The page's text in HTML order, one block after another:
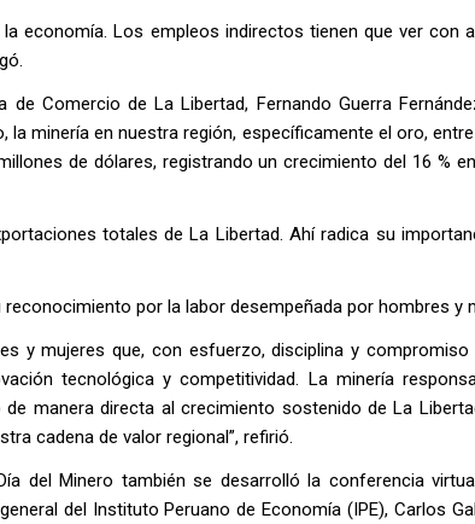
economía. Los empleos indirectos tienen que ver con
de Comercio de La Libertad, Fernando Guerra
la minería en nuestra región, específicamente el oro,
de dólares, registrando un crecimiento del 16 %
totales de La Libertad. Ahí radica su
por la labor desempeñada por hombres y
y mujeres que, con esfuerzo, disciplina y
tecnológica y competitividad. La minería
manera directa al crecimiento sostenido de La
cadena de valor regional”, refirió.
del Minero también se desarrolló la conferencia
del Instituto Peruano de Economía (IPE), Carlos